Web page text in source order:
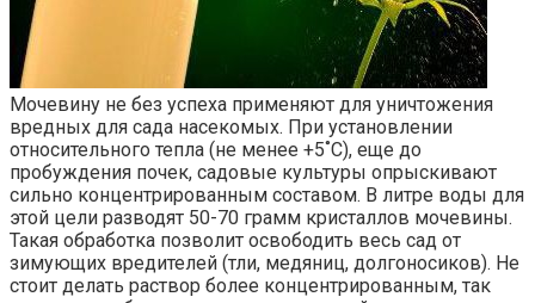
Мочевину не без успеха применяют для уничтожения
вредных для сада насекомых. При установлении
относительного тепла (не менее +5˚С), еще до
пробуждения почек, садовые культуры опрыскивают
сильно концентрированным составом. В литре воды для
этой цели разводят 50-70 грамм кристаллов мочевины.
Такая обработка позволит освободить весь сад от
зимующих вредителей (тли, медяниц, долгоносиков). Не
стоит делать раствор более концентрированным, так